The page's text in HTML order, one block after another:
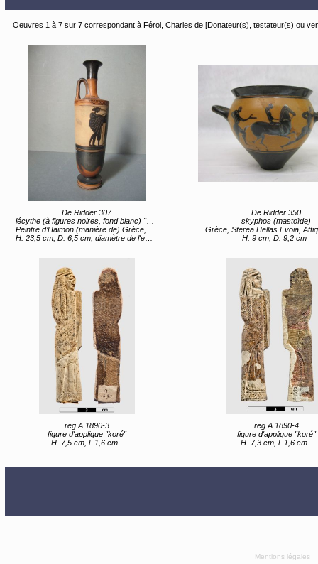
Oeuvres 1 à 7 sur 7 correspondant à Férol, Charles de [Donateur(s), testateur(s) ou
De Ridder.307
lécythe (à figures noires, fond blanc) "Conversations, jeunes hommes et femmes" (titre d'usage)
Peintre d’Haimon (manière de) Grèce, Sterea Hellas Evoia, Attique (lieu de création) entre 6e siècle av JC et 5e siècle av JC
H. 23,5 cm, D. 6,5 cm, diamètre de l'embouchure 3,7 cm, diamètre du pied 5 cm
De Ridder.350
skyphos (mastoïde)
Grèce, Sterea Hellas Evoia, Attique (lieu de création) 2e moitié
H. 9 cm, D. 9,2 cm
reg.A.1890-3
figure d'applique "koré"
H. 7,5 cm, l. 1,6 cm
reg.A.1890-4
figure d'applique "koré"
H. 7,3 cm, l. 1,6 cm
Mentions légales